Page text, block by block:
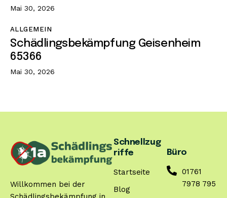
Mai 30, 2026
ALLGEMEIN
Schädlingsbekämpfung Geisenheim
65366
Mai 30, 2026
Willkommen bei der
Schnellzug
riffe
Startseite
Blog
Büro
01761
7978 795